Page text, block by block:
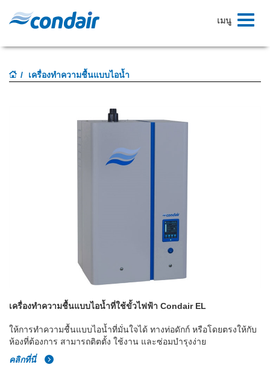
สลับ
เมนู
เครื่องทำความชื้นแบบไอน้ำ
เครื่องทำความชื้นแบบไอน้ำที่ใช้ขั้วไฟฟ้า Condair EL
ให้การทำความชื้นแบบไอน้ำที่มั่นใจได้ ทางท่อดักก์ หรือโดยตรงให้กับ
ห้องที่ต้องการ สามารถติตตั้ง ใช้งาน และซ่อมบำรุงง่าย
คลิกที่นี่